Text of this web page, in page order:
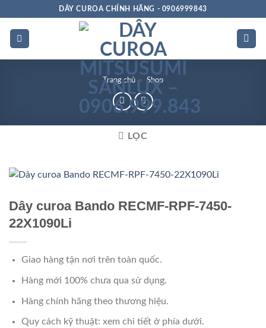
dung
DÂY CUROA CHÍNH HÃNG - 0906999843
Trang chủ » Shop
LỌC
Dây curoa Bando RECMF-RPF-7450-
22X1090Li
Giao hàng tận nơi trên toàn quốc.
Hàng mới 100% chưa qua sử dụng.
Hàng chính hãng theo thương hiệu.
Quy cách kỹ thuật: xem chi tiết ở phía dưới.